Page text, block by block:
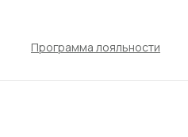
Программа лояльности